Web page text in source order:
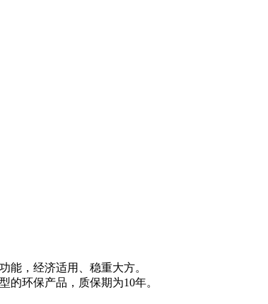
，经济适用、稳重大方。
环保产品，质保期为10年。